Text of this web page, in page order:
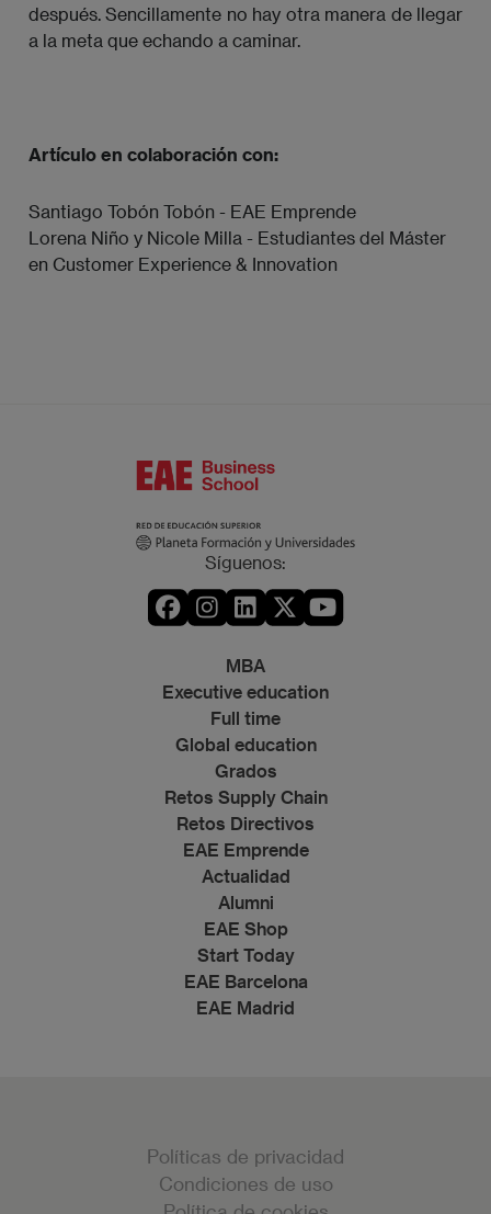
después. Sencillamente no hay otra manera de llegar
a la meta que echando a caminar.
Artículo en colaboración con:
Santiago Tobón Tobón - EAE Emprende
Lorena Niño y Nicole Milla - Estudiantes del Máster
en Customer Experience & Innovation
Síguenos:
MBA
Executive education
Full time
Global education
Grados
Retos Supply Chain
Retos Directivos
EAE Emprende
Actualidad
Alumni
EAE Shop
Start Today
EAE Barcelona
EAE Madrid
Políticas de privacidad
Condiciones de uso